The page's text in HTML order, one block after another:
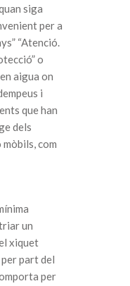
siga
per a
“Atenció.
o
aigua on
i
que han
dels
com
un
xiquet
part del
per